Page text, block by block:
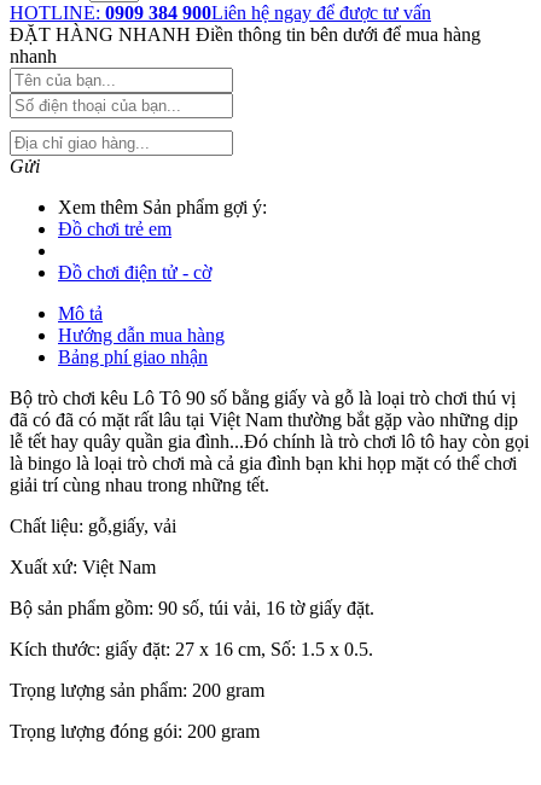
HOTLINE: 0909 384 900Liên hệ ngay để được tư vấn
ĐẶT HÀNG NHANH Điền thông tin bên dưới để mua hàng
nhanh
Gửi
Xem thêm Sản phẩm gợi ý:
Đồ chơi trẻ em
Đồ chơi điện tử - cờ
Mô tả
Hướng dẫn mua hàng
Bảng phí giao nhận
Bộ trò chơi kêu Lô Tô 90 số bằng giấy và gỗ là loại trò chơi thú vị
đã có đã có mặt rất lâu tại Việt Nam thường bắt gặp vào những dịp
lễ tết hay quây quần gia đình...Đó chính là trò chơi lô tô hay còn gọi
là bingo là loại trò chơi mà cả gia đình bạn khi họp mặt có thể chơi
giải trí cùng nhau trong những tết.
Chất liệu: gỗ,giấy, vải
Xuất xứ: Việt Nam
Bộ sản phẩm gồm: 90 số, túi vải, 16 tờ giấy đặt.
Kích thước: giấy đặt: 27 x 16 cm, Số: 1.5 x 0.5.
Trọng lượng sản phẩm: 200 gram
Trọng lượng đóng gói: 200 gram